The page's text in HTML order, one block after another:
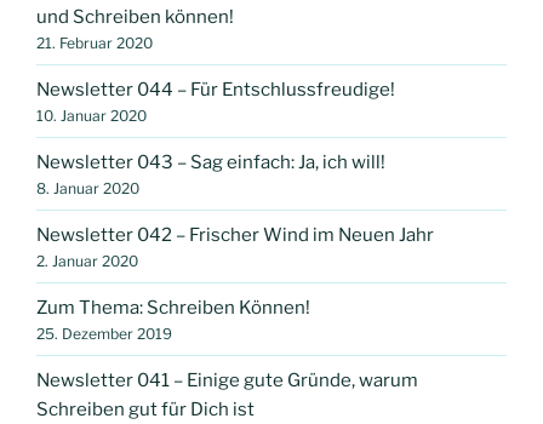
und Schreiben können!
21. Februar 2020
Newsletter 044 – Für Entschlussfreudige!
10. Januar 2020
Newsletter 043 – Sag einfach: Ja, ich will!
8. Januar 2020
Newsletter 042 – Frischer Wind im Neuen Jahr
2. Januar 2020
Zum Thema: Schreiben Können!
25. Dezember 2019
Newsletter 041 – Einige gute Gründe, warum
Schreiben gut für Dich ist